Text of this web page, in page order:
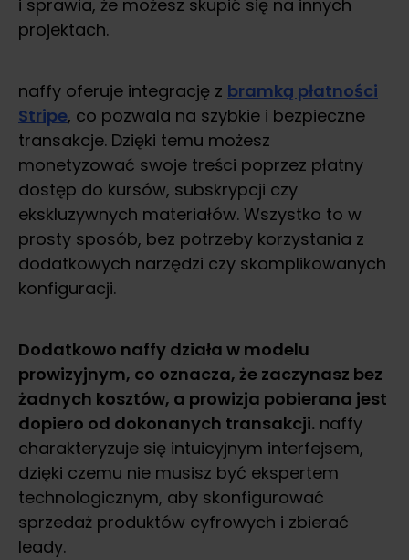
i sprawia, że możesz skupić się na innych
projektach.
naffy oferuje integrację z bramką płatności
Stripe, co pozwala na szybkie i bezpieczne
transakcje. Dzięki temu możesz
monetyzować swoje treści poprzez płatny
dostęp do kursów, subskrypcji czy
ekskluzywnych materiałów. Wszystko to w
prosty sposób, bez potrzeby korzystania z
dodatkowych narzędzi czy skomplikowanych
konfiguracji.
Dodatkowo naffy działa w modelu
prowizyjnym, co oznacza, że zaczynasz bez
żadnych kosztów, a prowizja pobierana jest
dopiero od dokonanych transakcji. naffy
charakteryzuje się intuicyjnym interfejsem,
dzięki czemu nie musisz być ekspertem
technologicznym, aby skonfigurować
sprzedaż produktów cyfrowych i zbierać
leady.